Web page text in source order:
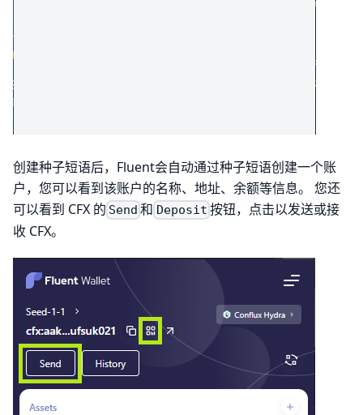
创建种子短语后，Fluent会自动通过种子短语创建一个账
户，您可以看到该账户的名称、地址、余额等信息。 您还
可以看到 CFX 的 Send 和 Deposit 按钮，点击以发送或接
收 CFX。